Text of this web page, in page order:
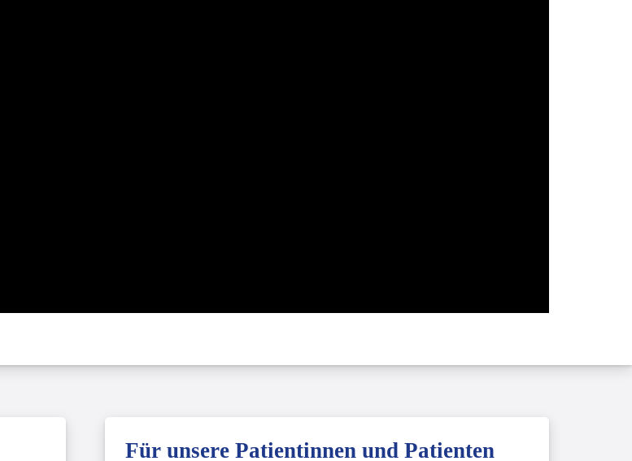
Für unsere Patientinnen und Patienten